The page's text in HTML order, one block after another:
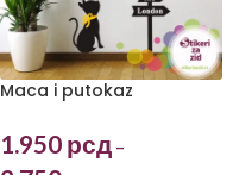
Maca i putokaz
1.950 рсд –